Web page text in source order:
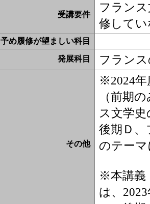
受講要件
フラン
修して
予め履修が望ましい科目
発展科目 フラン
その他
※2024年
（前期
ス文学
後期Ｄ、
のテー
※本講義
は、